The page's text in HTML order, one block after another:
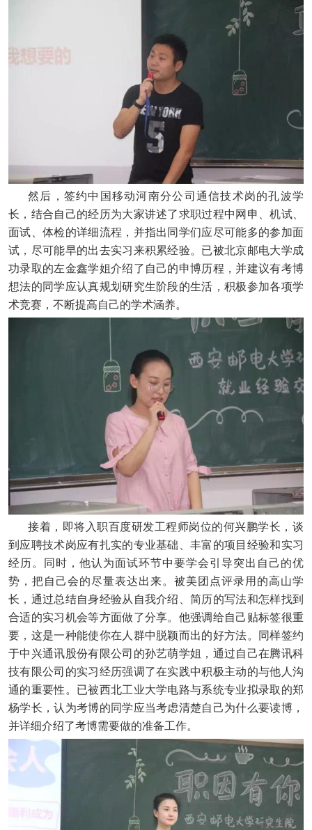
然后，签约中国移动河南分公司通信技术岗的孔波学
长，结合自己的经历为大家讲述了求职过程中网申、机试、
面试、体检的详细流程，并指出同学们应尽可能多的参加面
试，尽可能早的出去实习来积累经验。已被北京邮电大学成
功录取的左金鑫学姐介绍了自己的申博历程，并建议有考博
想法的同学应认真规划研究生阶段的生活，积极参加各项学
术竞赛，不断提高自己的学术涵养。
接着，即将入职百度研发工程师岗位的何兴鹏学长，谈
到应聘技术岗应有扎实的专业基础、丰富的项目经验和实习
经历。同时，他认为面试环节中要学会引导突出自己的优
势，把自己会的尽量表达出来。被美团点评录用的高山学
长，通过总结自身经验从自我介绍、简历的写法和怎样找到
合适的实习机会等方面做了分享。他强调给自己贴标签很重
要，这是一种能使你在人群中脱颖而出的好方法。同样签约
于中兴通讯股份有限公司的孙艺萌学姐，通过自己在腾讯科
技有限公司的实习经历强调了在实践中积极主动的与他人沟
通的重要性。已被西北工业大学电路与系统专业拟录取的郑
杨学长，认为考博的同学应当考虑清楚自己为什么要读博，
并详细介绍了考博需要做的准备工作。